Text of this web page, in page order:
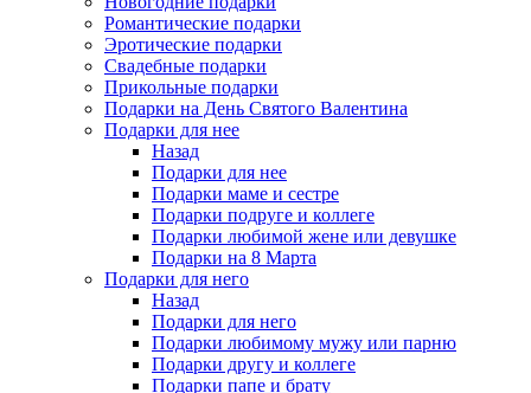
Романтические подарки
Эротические подарки
Свадебные подарки
Прикольные подарки
Подарки на День Святого Валентина
Подарки для нее
Назад
Подарки для нее
Подарки маме и сестре
Подарки подруге и коллеге
Подарки любимой жене или девушке
Подарки на 8 Марта
Подарки для него
Назад
Подарки для него
Подарки любимому мужу или парню
Подарки другу и коллеге
Подарки папе и брату